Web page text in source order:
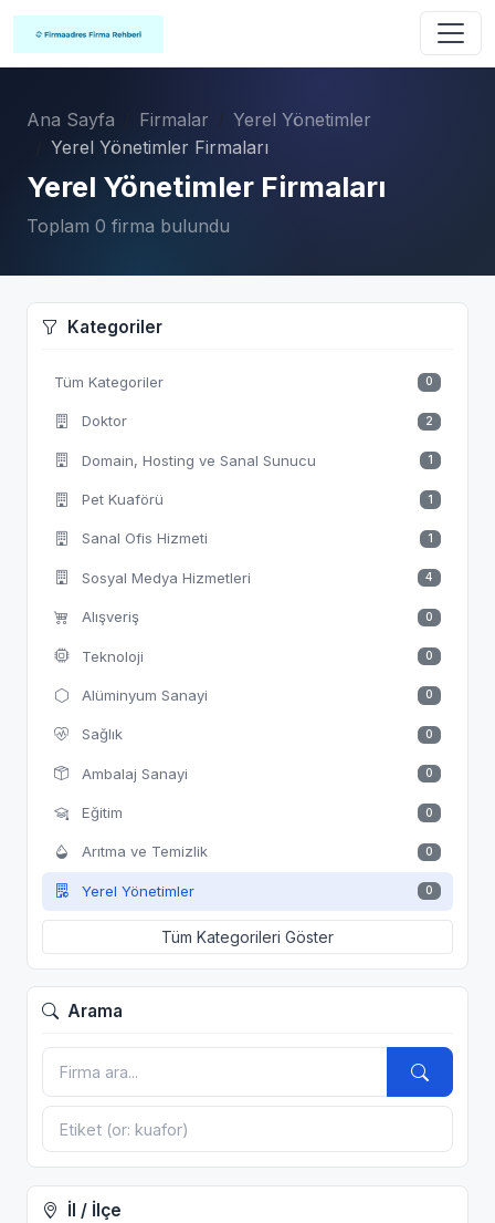
Ana Sayfa Firmalar
Yerel Yönetimler
Yerel Yönetimler Firmaları
Yerel Yönetimler Firmaları
Toplam 0 firma bulundu
Kategoriler
Tüm Kategoriler 0
Doktor 2
Domain, Hosting ve Sanal Sunucu 1
Pet Kuaförü 1
Sanal Ofis Hizmeti 1
Sosyal Medya Hizmetleri 4
Alışveriş 0
Teknoloji 0
Alüminyum Sanayi 0
Sağlık 0
Ambalaj Sanayi 0
Eğitim 0
Arıtma ve Temizlik 0
Yerel Yönetimler 0
Tüm Kategorileri Göster
Arama
İl / İlçe